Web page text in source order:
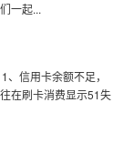
一起...
信用卡余额不足，
在刷卡消费显示51失